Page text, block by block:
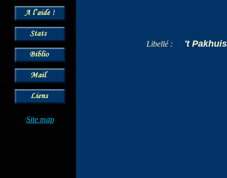
Site map
Libellé : 't